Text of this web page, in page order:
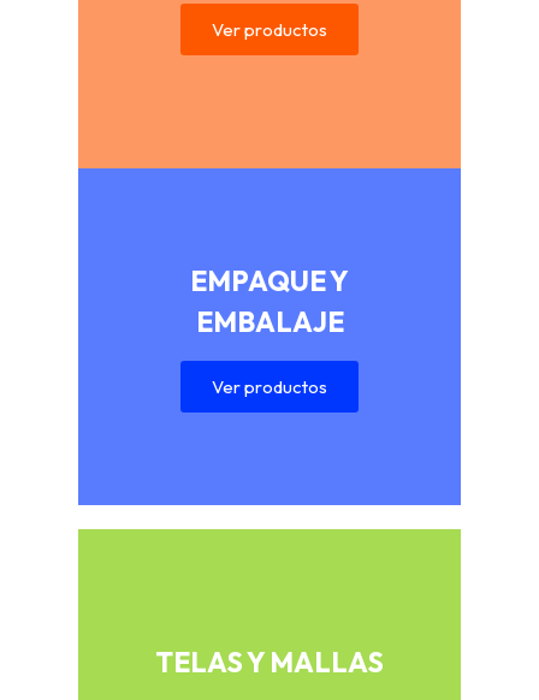
Ver productos
EMPAQUE Y
EMBALAJE
Ver productos
TELAS Y MALLAS